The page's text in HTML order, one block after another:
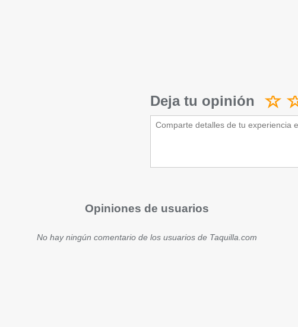
Deja tu opinión
Opiniones de usuarios
No hay ningún comentario de los usuarios de Taquilla.com